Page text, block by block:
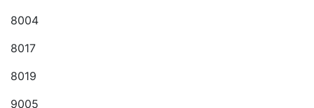
8004
8017
8019
9005